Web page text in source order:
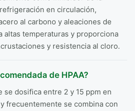
en circulación,
al carbono y aleaciones de
altas temperaturas y proporciona
y resistencia al cloro.
de HPAA?
se dosifica entre 2 y 15 ppm en
frecuentemente se combina con